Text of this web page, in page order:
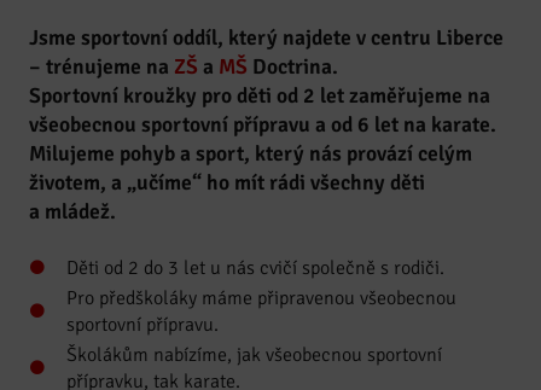
Jsme sportovní oddíl, který najdete v centru Liberce
– trénujeme na ZŠ a MŠ Doctrina.
Sportovní kroužky pro děti od 2 let zaměřujeme na
všeobecnou sportovní přípravu a od 6 let na karate.
Milujeme pohyb a sport, který nás provází celým
životem, a „učíme“ ho mít rádi všechny děti
a mládež.
Děti od 2 do 3 let u nás cvičí společně s rodiči.
Pro předškoláky máme připravenou všeobecnou
sportovní přípravu.
Školákům nabízíme, jak všeobecnou sportovní
přípravku, tak karate.